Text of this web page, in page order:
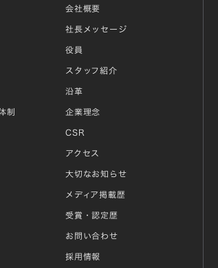
制
会社概要
社長メッセージ
役員
スタッフ紹介
沿革
企業理念
CSR
アクセス
大切なお知らせ
メディア掲載歴
受賞・認定歴
お問い合わせ
採用情報